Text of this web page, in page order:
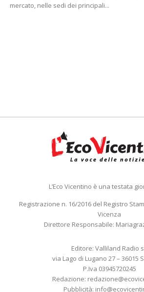
mercato, nelle sedi dei principali...
L’Eco Vicentino è una testata
Registrazione n. 16/2016 del Registro
Vicenza
Direttore Responsabile:
Editore: Valliland Radio
via Lago di Lugano 27 – 36015
P.Iva 03945720245
Redazione:
Pubblicità: